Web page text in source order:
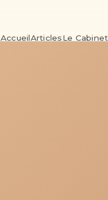
AccueilArticlesLe Cabinet